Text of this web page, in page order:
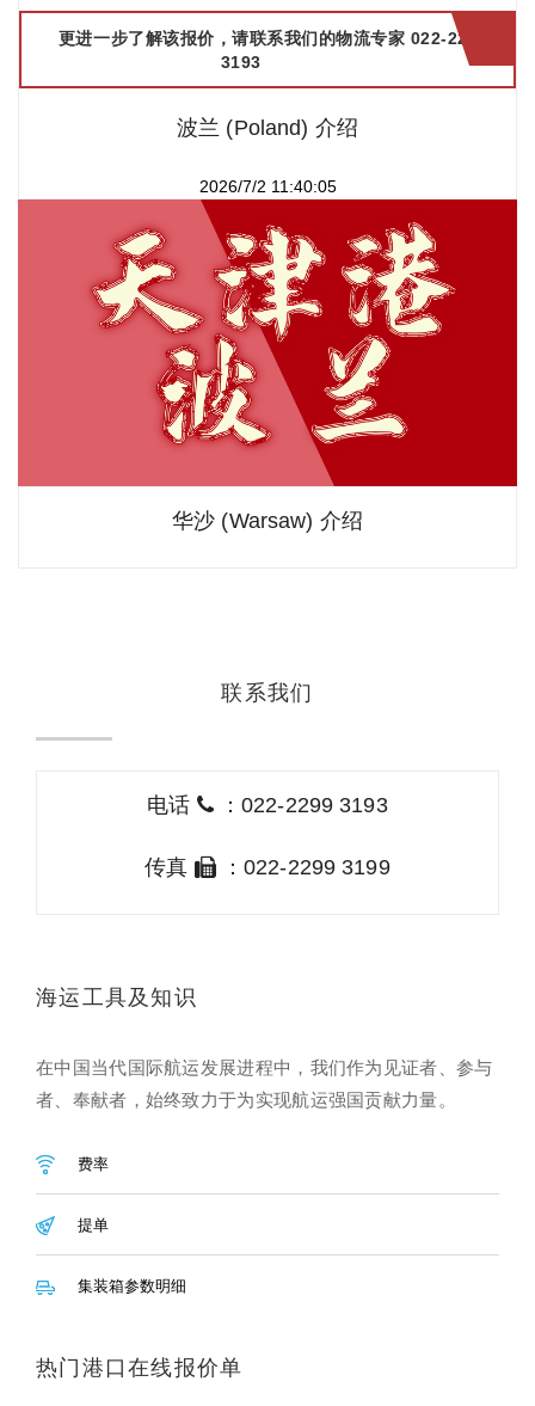
更进一步了解该报价，请联系我们的物流专家 022-2299
3193
波兰 (Poland) 介绍
2026/7/2 11:40:05
华沙 (Warsaw) 介绍
联系我们
电话 ：022-2299 3193
传真 ：022-2299 3199
海运工具及知识
在中国当代国际航运发展进程中，我们作为见证者、参与
者、奉献者，始终致力于为实现航运强国贡献力量。
费率
提单
集装箱参数明细
热门港口在线报价单